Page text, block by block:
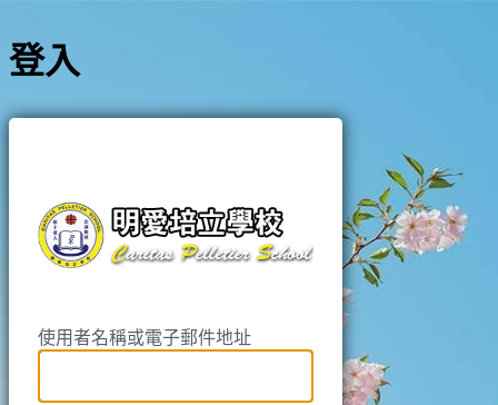
登入
https://
使用者名稱或電子郵件地址